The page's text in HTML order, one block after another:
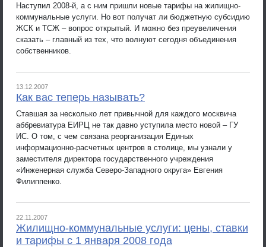
Наступил 2008-й, а с ним пришли новые тарифы на жилищно-
коммунальные услуги. Но вот получат ли бюджетную субсидию
ЖСК и ТСЖ – вопрос открытый. И можно без преувеличения
сказать – главный из тех, что волнуют сегодня объединения
собственников.
13.12.2007
Как вас теперь называть?
Ставшая за несколько лет привычной для каждого москвича
аббревиатура ЕИРЦ не так давно уступила место новой – ГУ
ИС. О том, с чем связана реорганизация Единых
информационно-расчетных центров в столице, мы узнали у
заместителя директора государственного учреждения
«Инженерная служба Северо-Западного округа» Евгения
Филиппенко.
22.11.2007
Жилищно-коммунальные услуги: цены, ставки
и тарифы с 1 января 2008 года